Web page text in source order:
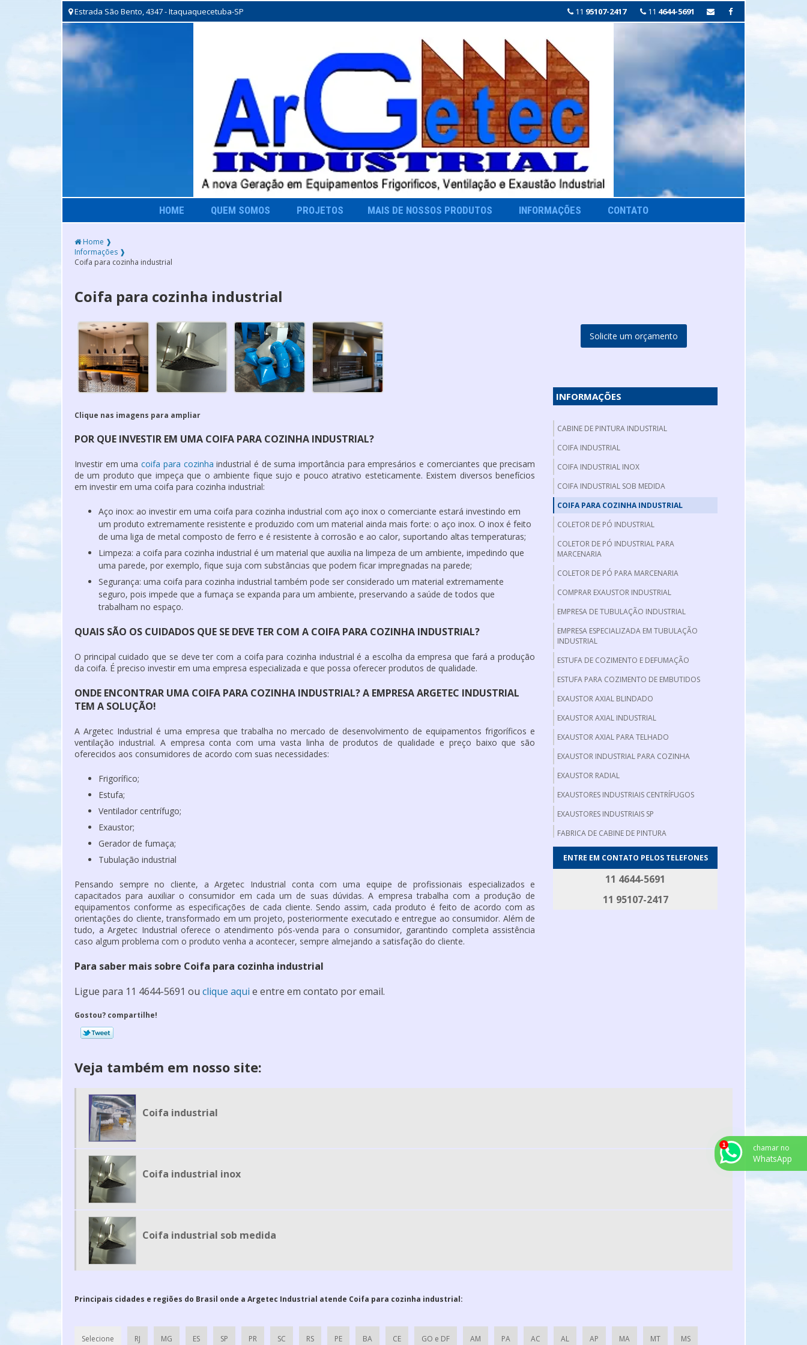
Estrada São Bento, 4347 - Itaquaquecetuba-SP 11 95107-2417 11 4644-5691
HOME QUEM SOMOS PROJETOS MAIS DE NOSSOS PRODUTOS INFORMAÇÕES CONTATO
Home ❱
Informações ❱
Coifa para cozinha industrial
Coifa para cozinha industrial
Clique nas imagens para ampliar
POR QUE INVESTIR EM UMA COIFA PARA COZINHA INDUSTRIAL?
Investir em umacoifa para cozinha industrial é de suma importância para empresários e comerciantes que precisam
de um produto que impeça que o ambiente fique sujo e pouco atrativo esteticamente. Existem diversos benefícios
em investir em uma coifa para cozinha industrial:
Aço inox: ao investir em uma coifa para cozinha industrial com aço inox o comerciante estará investindo em
um produto extremamente resistente e produzido com um material ainda mais forte: o aço inox. O inox é feito
de uma liga de metal composto de ferro e é resistente à corrosão e ao calor, suportando altas temperaturas;
Limpeza: a coifa para cozinha industrial é um material que auxilia na limpeza de um ambiente, impedindo que
uma parede, por exemplo, fique suja com substâncias que podem ficar impregnadas na parede;
Segurança: uma coifa para cozinha industrial também pode ser considerado um material extremamente
seguro, pois impede que a fumaça se expanda para um ambiente, preservando a saúde de todos que
trabalham no espaço.
QUAIS SÃO OS CUIDADOS QUE SE DEVE TER COM A COIFA PARA COZINHA INDUSTRIAL?
O principal cuidado que se deve ter com a coifa para cozinha industrial é a escolha da empresa que fará a produção
da coifa. É preciso investir em uma empresa especializada e que possa oferecer produtos de qualidade.
ONDE ENCONTRAR UMA COIFA PARA COZINHA INDUSTRIAL? A EMPRESA ARGETEC INDUSTRIAL
TEM A SOLUÇÃO!
A Argetec Industrial é uma empresa que trabalha no mercado de desenvolvimento de equipamentos frigoríficos e
ventilação industrial. A empresa conta com uma vasta linha de produtos de qualidade e preço baixo que são
oferecidos aos consumidores de acordo com suas necessidades:
Frigorífico;
Estufa;
Ventilador centrífugo;
Exaustor;
Gerador de fumaça;
Tubulação industrial
Pensando sempre no cliente, a Argetec Industrial conta com uma equipe de profissionais especializados e
capacitados para auxiliar o consumidor em cada um de suas dúvidas. A empresa trabalha com a produção de
equipamentos conforme as especificações de cada cliente. Sendo assim, cada produto é feito de acordo com as
orientações do cliente, transformado em um projeto, posteriormente executado e entregue ao consumidor. Além de
tudo, a Argetec Industrial oferece o atendimento pós-venda para o consumidor, garantindo completa assistência
caso algum problema com o produto venha a acontecer, sempre almejando a satisfação do cliente.
Para saber mais sobre Coifa para cozinha industrial
Ligue para 11 4644-5691 ou clique aqui e entre em contato por email.
Gostou? compartilhe!
Solicite um orçamento
INFORMAÇÕES
CABINE DE PINTURA INDUSTRIAL
COIFA INDUSTRIAL
COIFA INDUSTRIAL INOX
COIFA INDUSTRIAL SOB MEDIDA
COIFA PARA COZINHA INDUSTRIAL
COLETOR DE PÓ INDUSTRIAL
COLETOR DE PÓ INDUSTRIAL PARA
MARCENARIA
COLETOR DE PÓ PARA MARCENARIA
COMPRAR EXAUSTOR INDUSTRIAL
EMPRESA DE TUBULAÇÃO INDUSTRIAL
EMPRESA ESPECIALIZADA EM TUBULAÇÃO
INDUSTRIAL
ESTUFA DE COZIMENTO E DEFUMAÇÃO
ESTUFA PARA COZIMENTO DE EMBUTIDOS
EXAUSTOR AXIAL BLINDADO
EXAUSTOR AXIAL INDUSTRIAL
EXAUSTOR AXIAL PARA TELHADO
EXAUSTOR INDUSTRIAL PARA COZINHA
EXAUSTOR RADIAL
EXAUSTORES INDUSTRIAIS CENTRÍFUGOS
EXAUSTORES INDUSTRIAIS SP
FABRICA DE CABINE DE PINTURA
FABRICANTE DE EXAUSTOR AXIAL
ENTRE EM CONTATO PELOS TELEFONES
11 4644-5691
11 95107-2417
Veja também em nosso site:
Coifa industrial
Coifa industrial inox
Coifa industrial sob medida
Principais cidades e regiões do Brasil onde a Argetec Industrial atende Coifa para cozinha industrial:
Selecione RJ MG ES SP PR SC RS PE BA CE GO e DF AM PA AC AL AP MA MT MS
chamar no
WhatsApp